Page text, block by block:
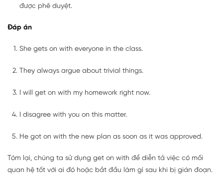
được phê duyệt.
Đáp án
She gets on with everyone in the class.
They always argue about trivial things.
I will get on with my homework right now.
I disagree with you on this matter.
He got on with the new plan as soon as it was approved.
Tóm lại, chúng ta sử dụng get on with để diễn tả việc có mối
quan hệ tốt với ai đó hoặc bắt đầu làm gì sau khi bị gián đoạn.